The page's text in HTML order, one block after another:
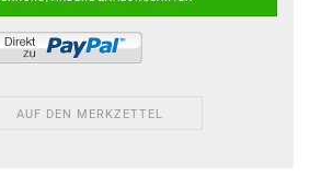
AUF DEN MERKZETTEL